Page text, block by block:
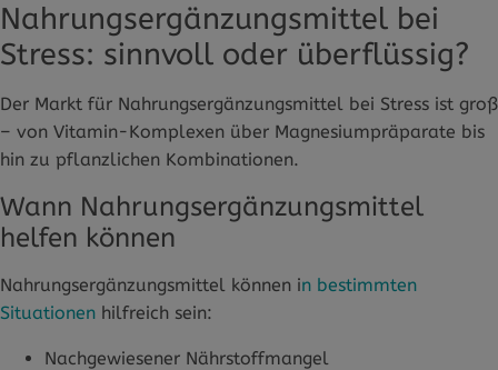
Nahrungsergänzungsmittel bei
Stress: sinnvoll oder überflüssig?
Der Markt für Nahrungsergänzungsmittel bei Stress ist groß
– von Vitamin-Komplexen über Magnesiumpräparate bis
hin zu pflanzlichen Kombinationen.
Wann Nahrungsergänzungsmittel
helfen können
Nahrungsergänzungsmittel können in bestimmten
Situationen hilfreich sein:
Nachgewiesener Nährstoffmangel